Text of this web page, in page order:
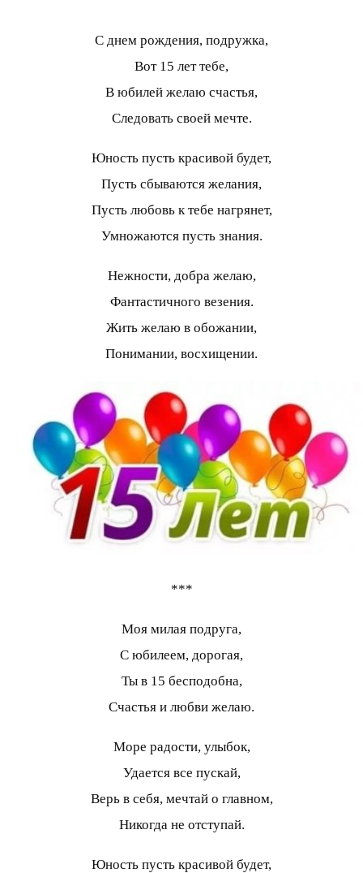
С днем рождения, подружка,
Вот 15 лет тебе,
В юбилей желаю счастья,
Следовать своей мечте.
Юность пусть красивой будет,
Пусть сбываются желания,
Пусть любовь к тебе нагрянет,
Умножаются пусть знания.
Нежности, добра желаю,
Фантастичного везения.
Жить желаю в обожании,
Понимании, восхищении.
***
Моя милая подруга,
С юбилеем, дорогая,
Ты в 15 бесподобна,
Счастья и любви желаю.
Море радости, улыбок,
Удается все пускай,
Верь в себя, мечтай о главном,
Никогда не отступай.
Юность пусть красивой будет,